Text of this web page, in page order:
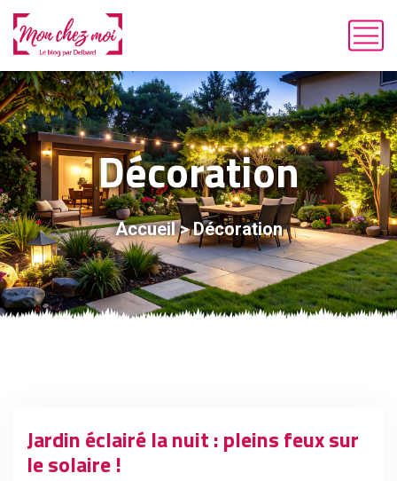
Décoration
Accueil>Décoration
Jardin éclairé la nuit : pleins feux sur
le solaire !